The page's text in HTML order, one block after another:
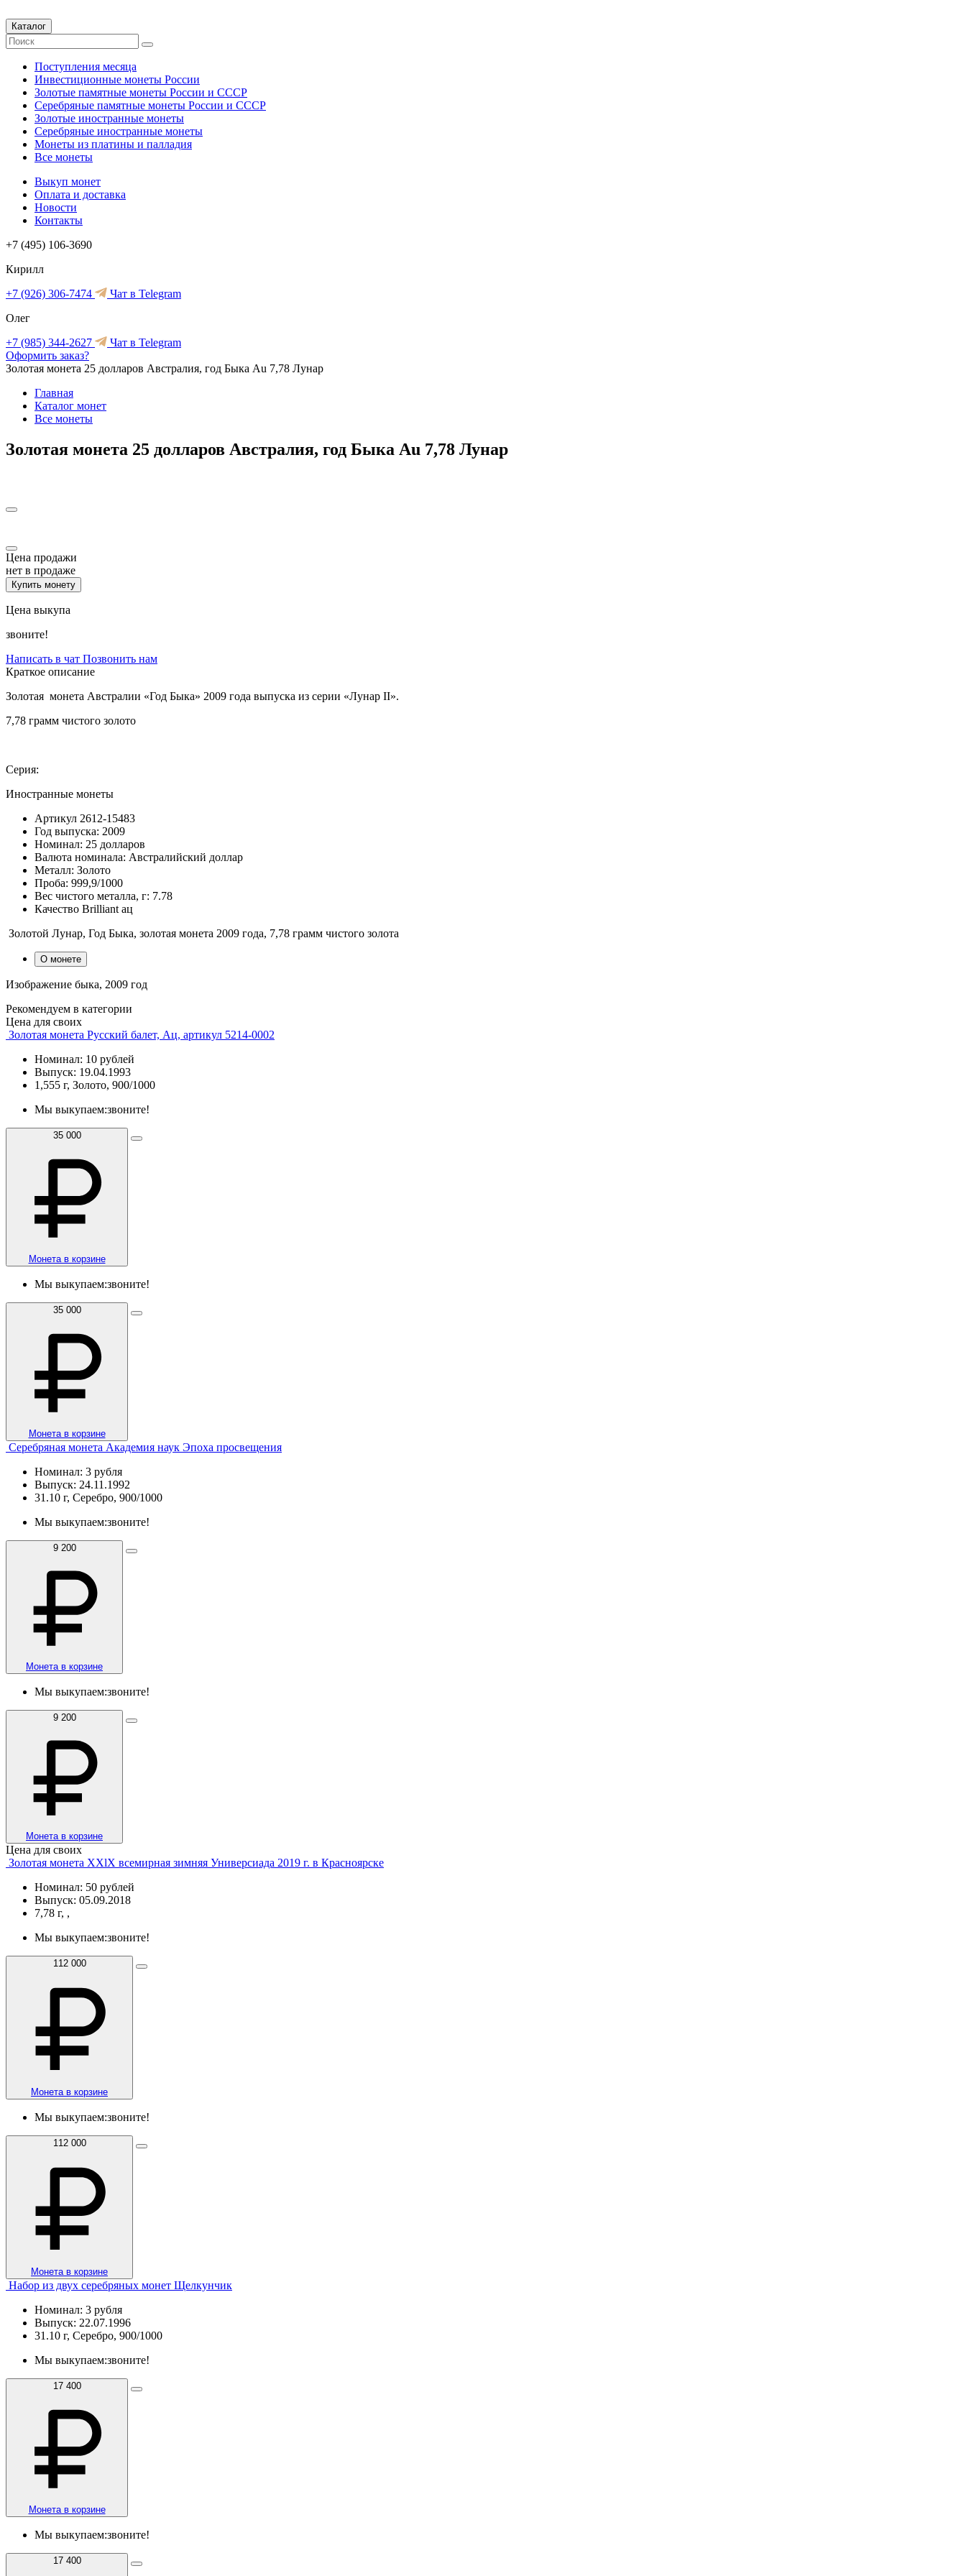
Каталог
Поступления месяца
Инвестиционные монеты России
Золотые памятные монеты России и СССР
Серебряные памятные монеты России и СССР
Золотые иностранные монеты
Серебряные иностранные монеты
Монеты из платины и палладия
Все монеты
Выкуп монет
Оплата и доставка
Новости
Контакты
+7 (495) 106-3690
Кирилл
+7 (926) 306-7474
Чат в Telegram
Олег
+7 (985) 344-2627
Чат в Telegram
Оформить заказ?
Золотая монета 25 долларов Австралия, год Быка Au 7,78 Лунар
Главная
Каталог монет
Все монеты
Золотая монета 25 долларов Австралия, год Быка Au 7,78 Лунар
Цена продажи
нет в продаже
Купить монету
Цена выкупа
звоните!
Написать в чат Позвонить нам
Краткое описание
Золотая монета Австралии «Год Быка» 2009 года выпуска из серии «Лунар II».
7,78 грамм чистого золото
Серия:
Иностранные монеты
Артикул 2612-15483
Год выпуска: 2009
Номинал: 25 долларов
Валюта номинала: Австралийский доллар
Металл: Золото
Проба: 999,9/1000
Вес чистого металла, г: 7.78
Качество Brilliant ац
Золотой Лунар, Год Быка, золотая монета 2009 года, 7,78 грамм чистого золота
О монете
Изображение быка, 2009 год
Рекомендуем в категории
Цена для своих
Золотая монета Русский балет, Ац, артикул 5214-0002
Номинал: 10 рублей
Выпуск: 19.04.1993
1,555 г, Золото, 900/1000
Мы выкупаем:звоните!
35 000
Монета в корзине
Мы выкупаем:звоните!
35 000
Монета в корзине
Серебряная монета Академия наук Эпоха просвещения
Номинал: 3 рубля
Выпуск: 24.11.1992
31.10 г, Серебро, 900/1000
Мы выкупаем:звоните!
9 200
Монета в корзине
Мы выкупаем:звоните!
9 200
Монета в корзине
Цена для своих
Золотая монета XXlX всемирная зимняя Универсиада 2019 г. в Красноярске
Номинал: 50 рублей
Выпуск: 05.09.2018
7,78 г, ,
Мы выкупаем:звоните!
112 000
Монета в корзине
Мы выкупаем:звоните!
112 000
Монета в корзине
Набор из двух серебряных монет Щелкунчик
Номинал: 3 рубля
Выпуск: 22.07.1996
31.10 г, Серебро, 900/1000
Мы выкупаем:звоните!
17 400
Монета в корзине
Мы выкупаем:звоните!
17 400